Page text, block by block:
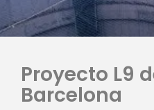
Proyecto L9
Barcelona